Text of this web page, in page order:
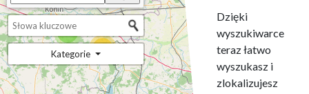
Kategorie
5
Dzięki
wyszukiwarce
teraz łatwo
wyszukasz i
zlokalizujesz